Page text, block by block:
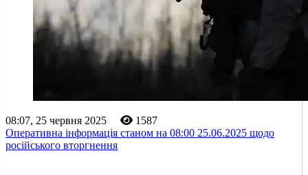
08:07, 25 червня 2025
1587
Оперативна інформація станом на 08:00 25.06.2025 щодо
російського вторгнення